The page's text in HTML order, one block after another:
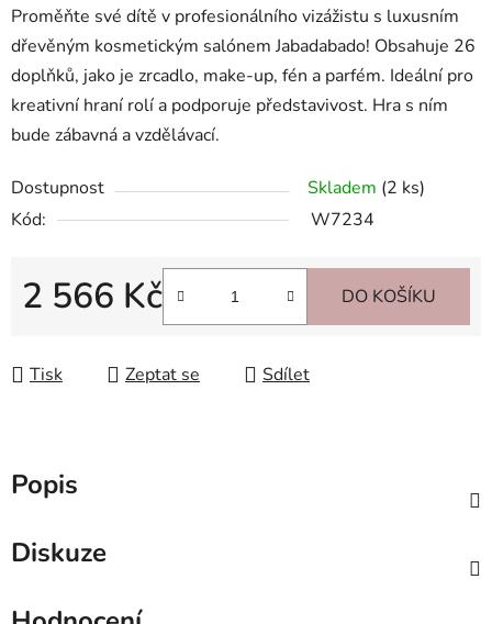
Proměňte své dítě v profesionálního vizážistu s luxusním
dřevěným kosmetickým salónem Jabadabado! Obsahuje 26
doplňků, jako je zrcadlo, make-up, fén a parfém. Ideální pro
kreativní hraní rolí a podporuje představivost. Hra s ním
bude zábavná a vzdělávací.
Dostupnost Skladem (2 ks)
Kód:
W7234
2 566 Kč DO KOŠÍKU
Tisk Zeptat se Sdílet
Popis
Diskuze